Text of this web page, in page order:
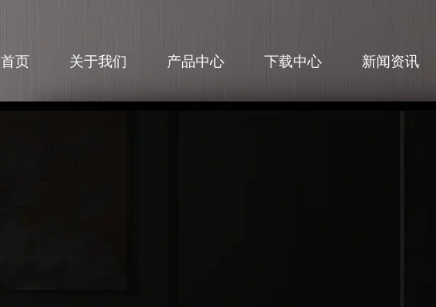
首页 关于我们 产品中心 下载中心 新闻资讯